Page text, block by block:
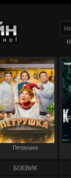
Петрушка
БОЕВИК